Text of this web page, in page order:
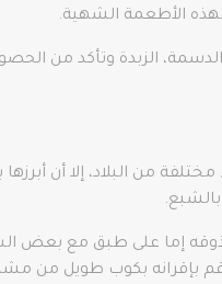
الزبدة وتأكد من
تذوقه إما على طبق مع بعض